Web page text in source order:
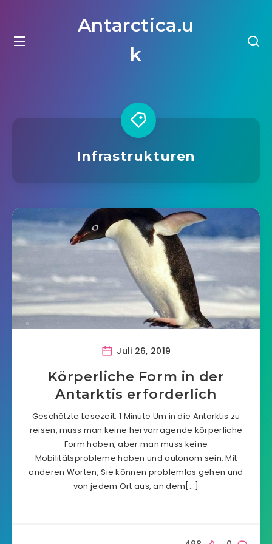
Antarctica.u
k
Infrastrukturen
Juli 26, 2019
Körperliche Form in der
Antarktis erforderlich
Geschätzte Lesezeit: 1 Minute Um in die Antarktis zu
reisen, muss man keine hervorragende körperliche
Form haben, aber man muss keine
Mobilitätsprobleme haben und autonom sein. Mit
anderen Worten, Sie können problemlos gehen und
von jedem Ort aus, an dem[…]